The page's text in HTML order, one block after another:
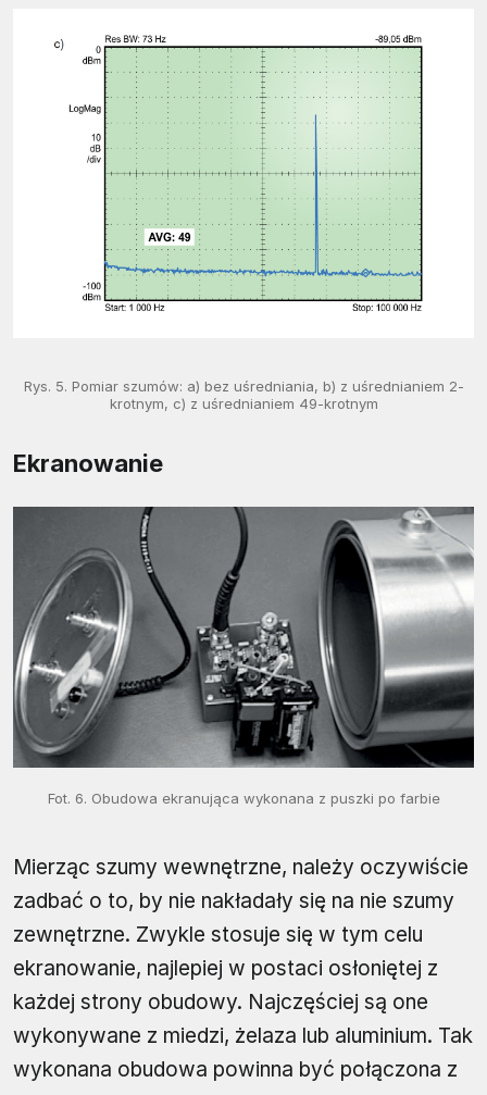
Rys. 5. Pomiar szumów: a) bez uśredniania, b) z uśrednianiem 2-
krotnym, c) z uśrednianiem 49-krotnym
Ekranowanie
Fot. 6. Obudowa ekranująca wykonana z puszki po farbie
Mierząc szumy wewnętrzne, należy oczywiście
zadbać o to, by nie nakładały się na nie szumy
zewnętrzne. Zwykle stosuje się w tym celu
ekranowanie, najlepiej w postaci osłoniętej z
każdej strony obudowy. Najczęściej są one
wykonywane z miedzi, żelaza lub aluminium. Tak
wykonana obudowa powinna być połączona z